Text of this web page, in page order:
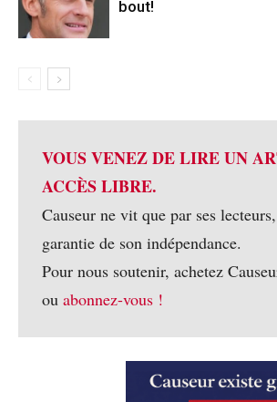
bout!
VOUS VENEZ DE LIRE UN
ACCÈS LIBRE.
Causeur ne vit que par ses
garantie de son indépendance.
Pour nous soutenir, achetez
ou abonnez-vous !